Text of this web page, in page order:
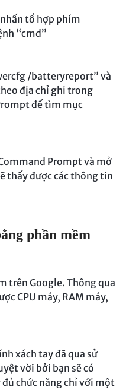
tổ hợp phím
“cmd”
/batteryreport” và
địa chỉ ghi trong
để tìm mục
Prompt và mở
thấy được các thông tin
phần mềm
trên Google. Thông qua
CPU máy, RAM máy,
xách tay đã qua sử
vời bởi bạn sẽ có
chức năng chỉ với một